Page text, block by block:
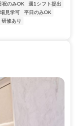
祝のみOK
週1シフト提出
見学可
平日のみOK
研修あり